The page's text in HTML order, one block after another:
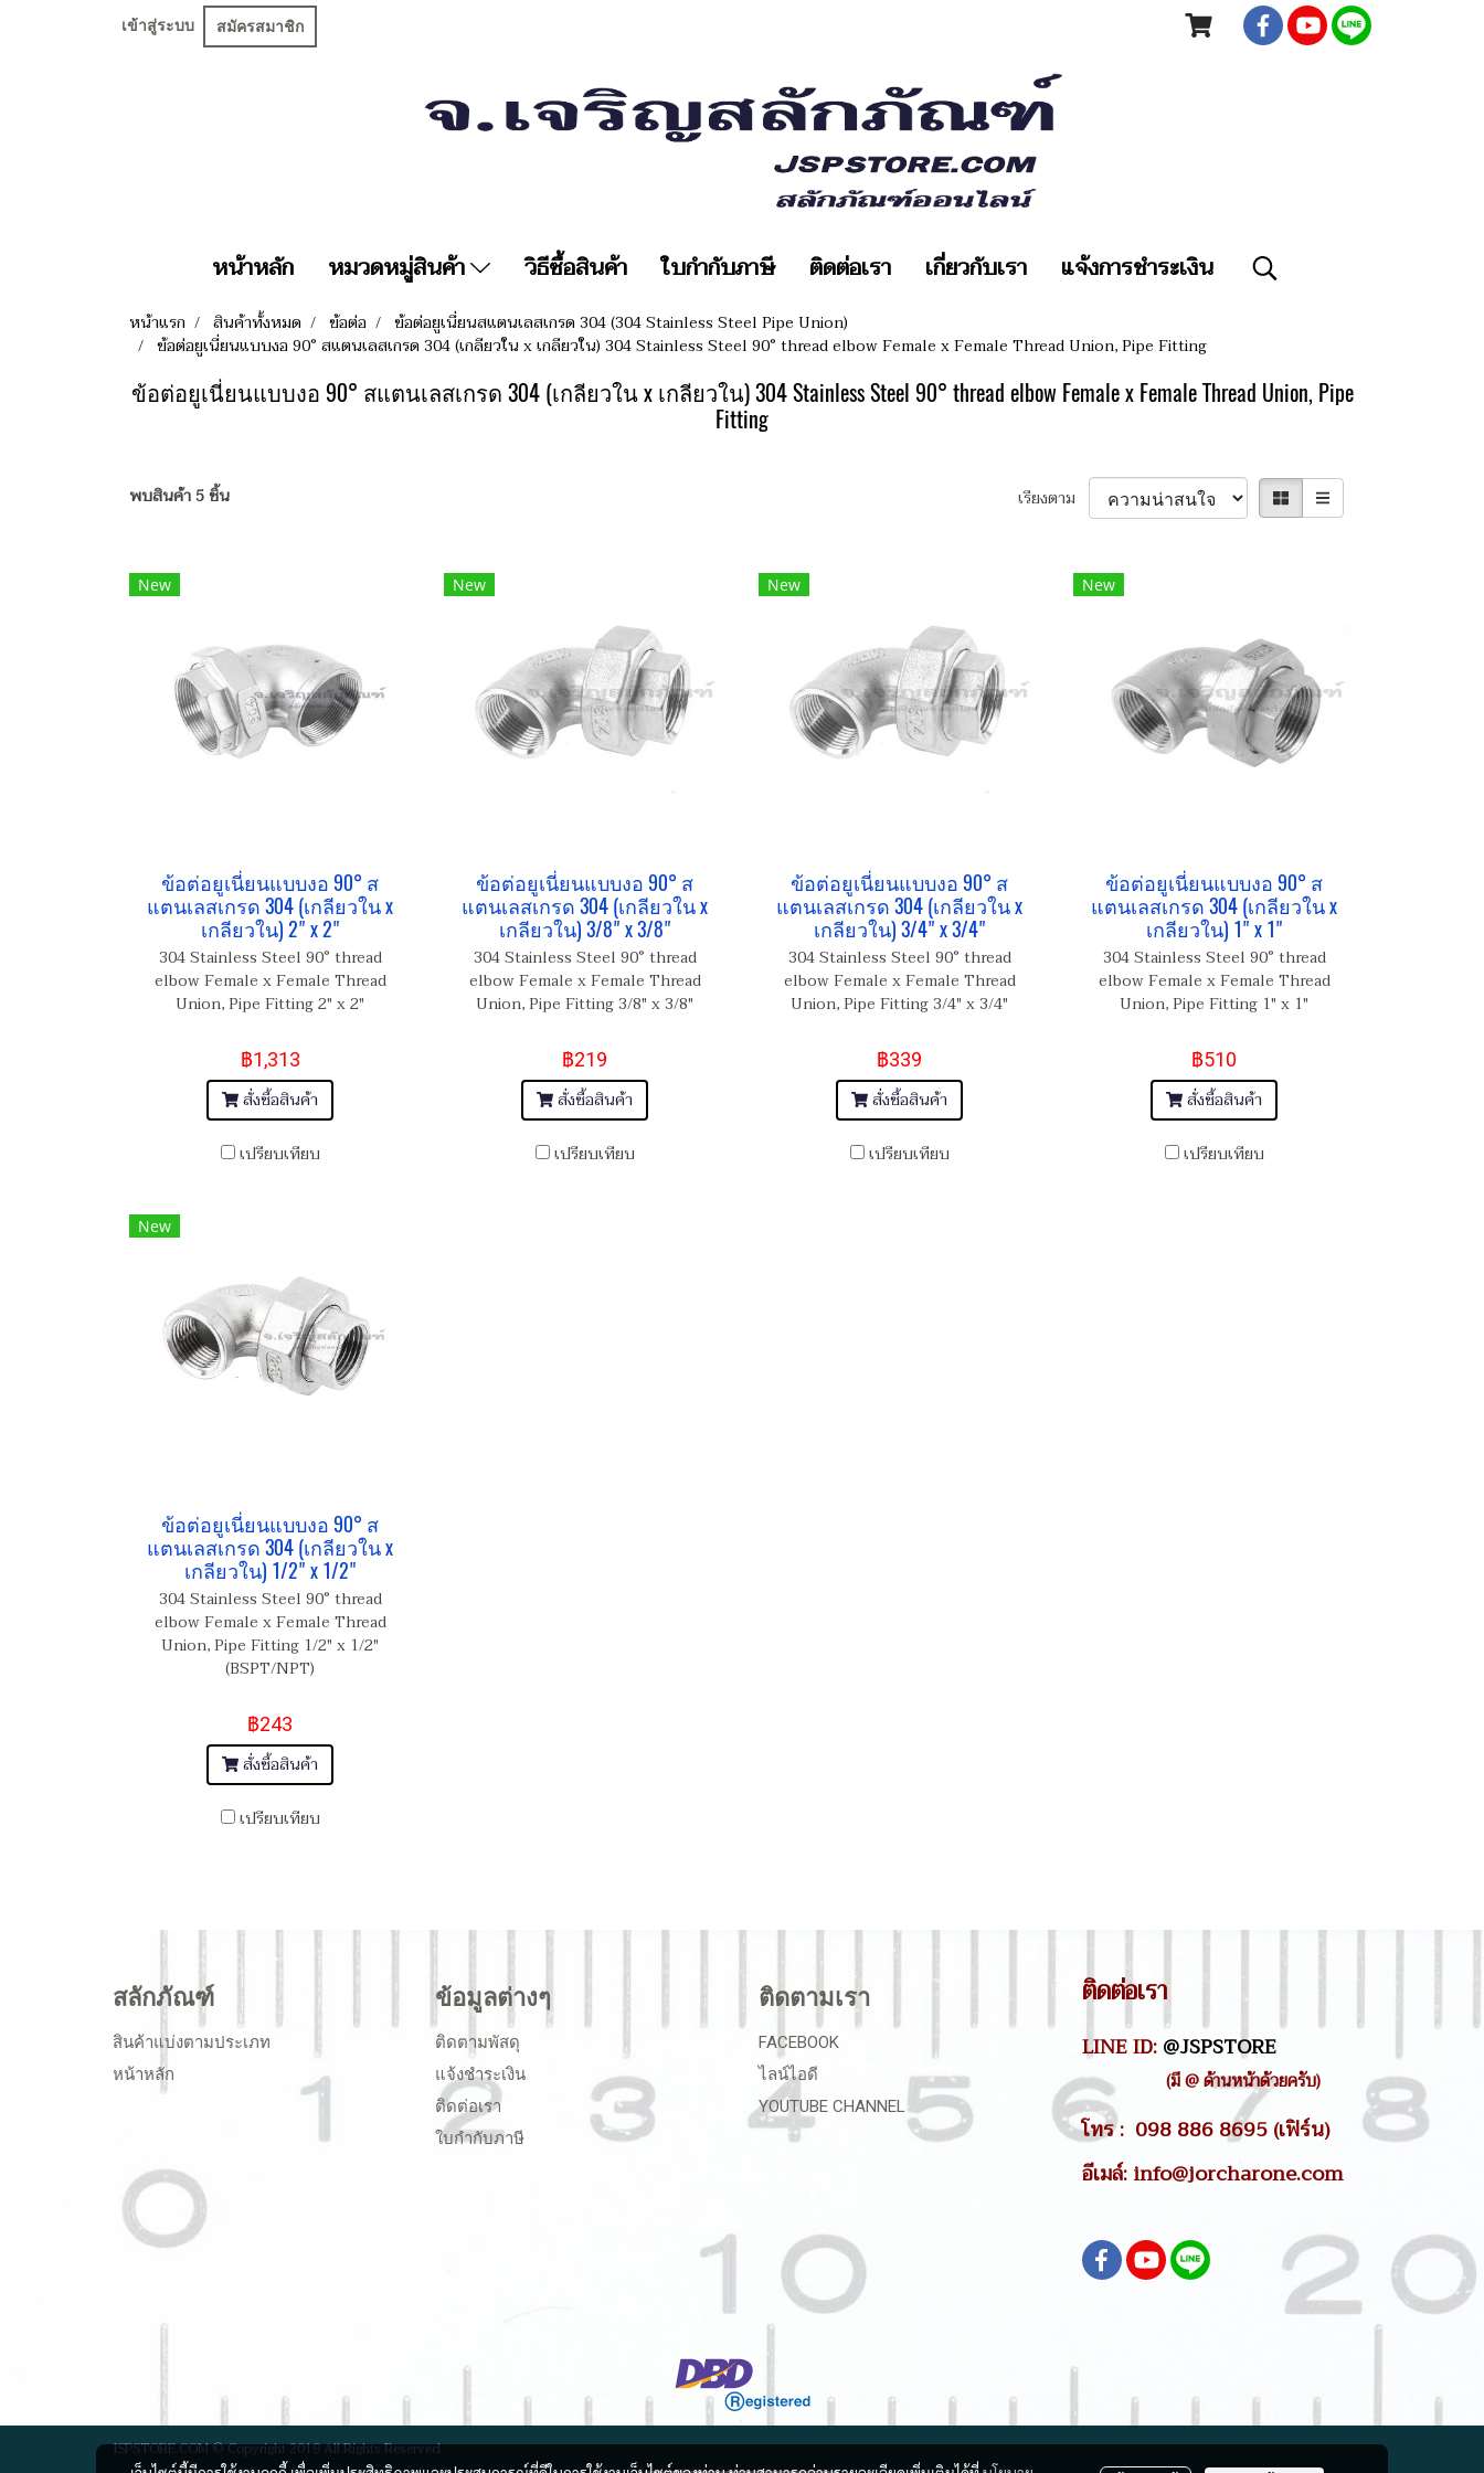
เข้าสู่ระบบ สมัครสมาชิก
หน้าหลัก หมวดหมู่สินค้า วิธีซื้อสินค้า ใบกำกับภาษี ติดต่อเรา เกี่ยวกับเรา แจ้งการชำระเงิน
หน้าแรก สินค้าทั้งหมด ข้อต่อ
ข้อต่อยูเนี่ยนสแตนเลสเกรด 304 (304 Stainless Steel Pipe Union)
ข้อต่อยูเนี่ยนแบบงอ 90° สแตนเลสเกรด 304 (เกลียวใน x เกลียวใน) 304 Stainless Steel 90° thread elbow Female x Female Thread Union, Pipe Fitting
ข้อต่อยูเนี่ยนแบบงอ 90° สแตนเลสเกรด 304 (เกลียวใน x เกลียวใน) 304 Stainless Steel 90° thread elbow Female x Female Thread Union, Pipe
Fitting
พบสินค้า 5 ชิ้น เรียงตาม
New
ข้อต่อยูเนี่ยนแบบงอ 90° ส
แตนเลสเกรด 304 (เกลียวใน x
เกลียวใน) 2" x 2"
304 Stainless Steel 90° thread
elbow Female x Female Thread
Union, Pipe Fitting 2" x 2"
฿1,313
สั่งซื้อสินค้า
เปรียบเทียบ
New
ข้อต่อยูเนี่ยนแบบงอ 90° ส
แตนเลสเกรด 304 (เกลียวใน x
เกลียวใน) 3/8" x 3/8"
304 Stainless Steel 90° thread
elbow Female x Female Thread
Union, Pipe Fitting 3/8" x 3/8"
฿219
สั่งซื้อสินค้า
เปรียบเทียบ
New
ข้อต่อยูเนี่ยนแบบงอ 90° ส
แตนเลสเกรด 304 (เกลียวใน x
เกลียวใน) 3/4" x 3/4"
304 Stainless Steel 90° thread
elbow Female x Female Thread
Union, Pipe Fitting 3/4" x 3/4"
฿339
สั่งซื้อสินค้า
เปรียบเทียบ
New
ข้อต่อยูเนี่ยนแบบงอ 90° ส
แตนเลสเกรด 304 (เกลียวใน x
เกลียวใน) 1" x 1"
304 Stainless Steel 90° thread
elbow Female x Female Thread
Union, Pipe Fitting 1" x 1"
฿510
สั่งซื้อสินค้า
เปรียบเทียบ
New
ข้อต่อยูเนี่ยนแบบงอ 90° ส
แตนเลสเกรด 304 (เกลียวใน x
เกลียวใน) 1/2" x 1/2"
304 Stainless Steel 90° thread
elbow Female x Female Thread
Union, Pipe Fitting 1/2" x 1/2"
(BSPT/NPT)
฿243
สั่งซื้อสินค้า
เปรียบเทียบ
สลักภัณฑ์
สินค้าแบ่งตามประเภท
หน้าหลัก
ข้อมูลต่างๆ
ติดตามพัสดุ
แจ้งชำระเงิน
ติดต่อเรา
ใบกำกับภาษี
ติดตามเรา
FACEBOOK
ไลน์ไอดี
YOUTUBE CHANNEL
ติดต่อเรา
LINE ID:@JSPSTORE
(มี @ ด้านหน้าด้วยครับ)
โทร : 098 886 8695 (เฟิร์น)
อีเมล์: info@jorcharone.com
JSPSTORE.COM © Copyright 2019 All Rights Reserved